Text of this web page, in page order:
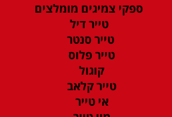
ספקי צמיגים מומלצים
טייר דיל
טייר סנטר
טייר פלוס
קוגול
טייר קלאב
אי טייר